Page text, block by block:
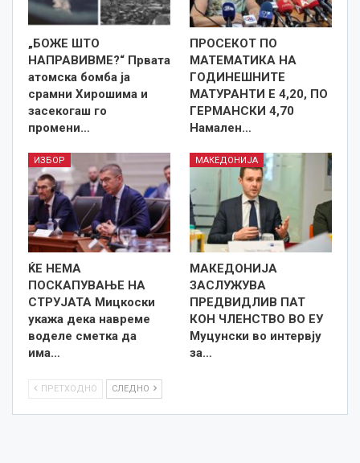
„БОЖЕ ШТО
НАПРАВИВМЕ?“ Првата
атомска бомба ја
срамни Хирошима и
засекогаш го
промени…
ПРОСЕКОТ ПО
МАТЕМАТИКА НА
ГОДИНЕШНИТЕ
МАТУРАНТИ Е 4,20, ПО
ГЕРМАНСКИ 4,70
Намален…
ИЗБОР
ЌЕ НЕМА
ПОСКАПУВАЊЕ НА
СТРУЈАТА Мицкоски
укажа дека навреме
воделе сметка да
има…
МАКЕДОНИЈА
МАКЕДОНИЈА
ЗАСЛУЖУВА
ПРЕДВИДЛИВ ПАТ
КОН ЧЛЕНСТВО ВО ЕУ
Муцунски во интервју
за…
ПРЕТХОДНО СЛЕДНО